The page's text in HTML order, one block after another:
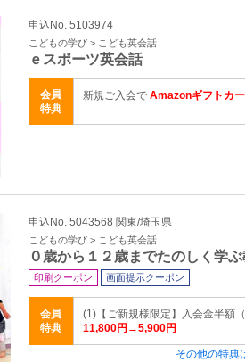
申込No. 5103974
こどもの学び > こども英会話
ｅスポーツ英会話
会員
特典
新規ご入会で Amazonギフトカ
申込No. 5043568 関東/埼玉県
こどもの学び > こども英会話
０歳から１２歳までたのしく学
印刷クーポン 画面提示クーポン
会員
特典
(1)【ご新規様限定】入会金半額
11,800円→5,900円
その他の特典